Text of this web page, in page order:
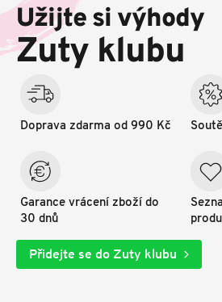
a
í
Užijte si výhody
Zuty klubu
Doprava zdarma od 990 Kč
Garance vrácení zboží do
30 dnů
Přidejte se do Zuty klubu